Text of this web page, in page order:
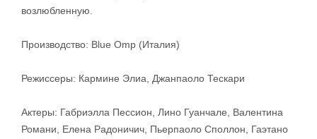
возлюбленную.
Производство: Blue Omp (Италия)
Режиссеры: Кармине Элиа, Джанпаоло Тескари
Актеры: Габриэлла Пессион, Лино Гуанчале, Валентина
Романи, Елена Радоничич, Пьерпаоло Споллон, Гаэтано